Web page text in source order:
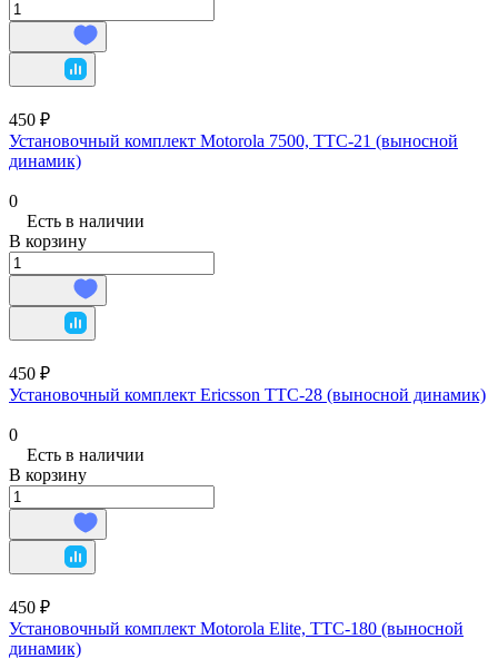
450 ₽
Установочный комплект Motorola 7500, TTC-21 (выносной
динамик)
0
Есть в наличии
В корзину
450 ₽
Установочный комплект Ericsson TTC-28 (выносной динамик)
0
Есть в наличии
В корзину
450 ₽
Установочный комплект Motorola Elite, TTC-180 (выносной
динамик)